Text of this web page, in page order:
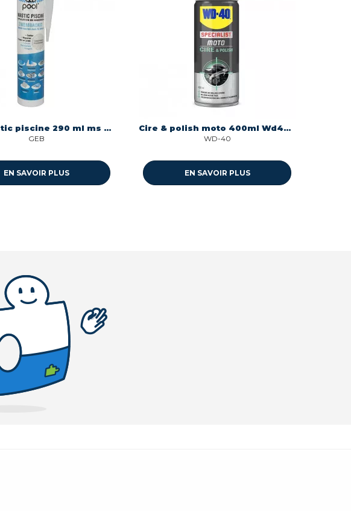
Pool mastic piscine 290 ml ms polymere neutre piscine Geb 590911
GEB
EN SAVOIR PLUS
Cire & polish moto 400ml Wd40 33809/46
WD-40
EN SAVOIR PLUS